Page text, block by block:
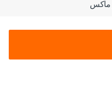
ماكس